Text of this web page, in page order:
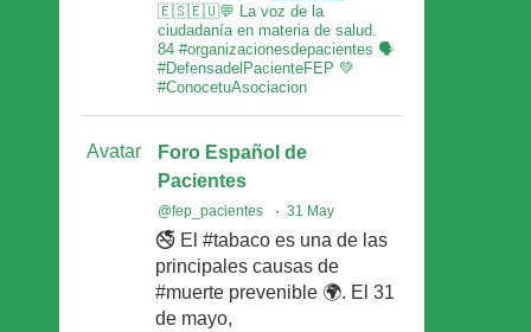
🇪🇸🇪🇺💬 La voz de la
ciudadanía en materia de salud.
84 #organizacionesdepacientes 🗣
#DefensadelPacienteFEP 💚
#ConocetuAsociacion
Avatar
Foro Español de
Pacientes
@fep_pacientes · 31 May
🚭 El #tabaco es una de las
principales causas de
#muerte prevenible 🌍. El 31
de mayo,